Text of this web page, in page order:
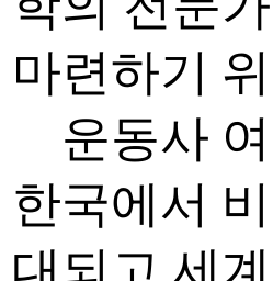
마련하기
운동사 여
한국에서
대되고 세